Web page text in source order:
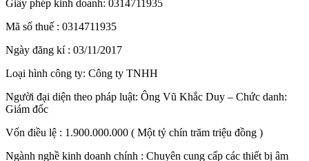
Giấy phép kinh doanh: 0314711935
Mã số thuế : 0314711935
Ngày đăng kí : 03/11/2017
Loại hình công ty: Công ty TNHH
Người đại diện theo pháp luật: Ông Vũ Khắc Duy – Chức danh:
Giám đốc
Vốn điều lệ : 1.900.000.000 ( Một tỷ chín trăm triệu đồng )
Ngành nghề kinh doanh chính : Chuyên cung cấp các thiết bị âm